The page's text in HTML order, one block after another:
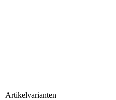
Artikelvarianten